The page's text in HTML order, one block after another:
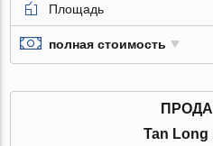
Площадь
полная стоимость
Tan Long